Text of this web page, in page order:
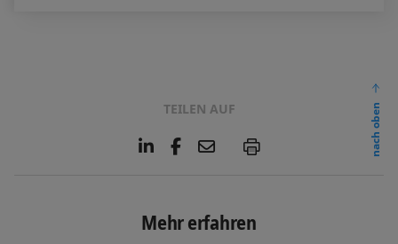
TEILEN AUF
L
e
d
F
o
E
l
P
nach oben
Mehr erfahren